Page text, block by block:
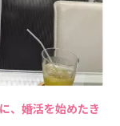
、婚活を始めたき